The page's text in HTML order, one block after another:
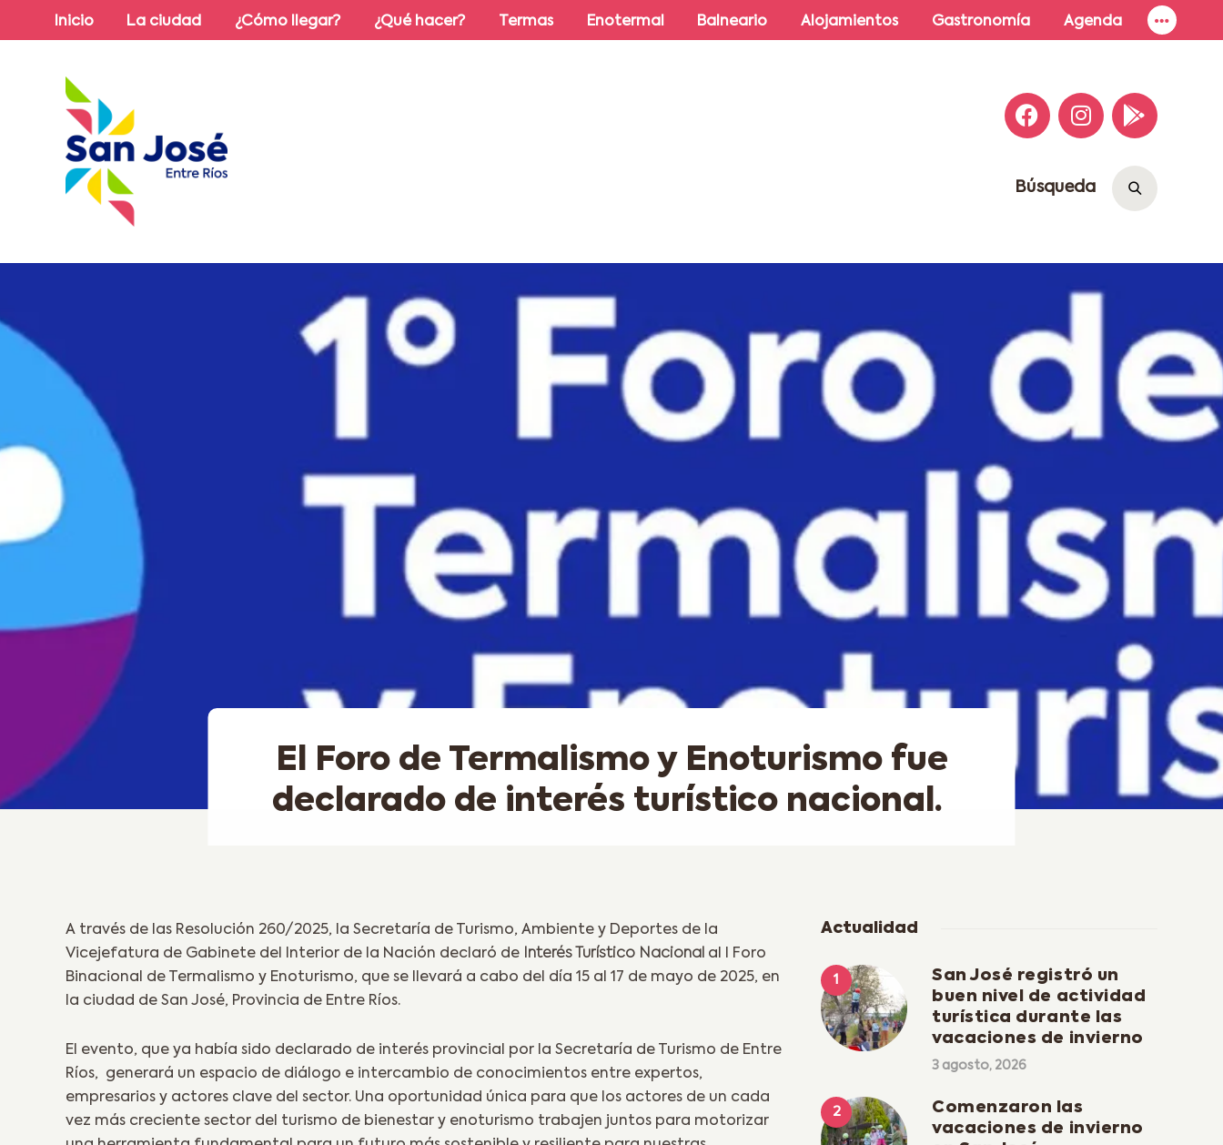
Inicio La ciudad ¿Cómo llegar? ¿Qué hacer? Termas Enotermal Balneario Alojamientos Gastronomía Agenda
Búsqueda
El Foro de Termalismo y Enoturismo fue
declarado de interés turístico nacional.
A través de las Resolución 260/2025, la Secretaría de Turismo, Ambiente y Deportes de la
Vicejefatura de Gabinete del Interior de la Nación declaró de Interés Turístico Nacional al I Foro
Binacional de Termalismo y Enoturismo, que se llevará a cabo del día 15 al 17 de mayo de 2025, en
la ciudad de San José, Provincia de Entre Ríos.
El evento, que ya había sido declarado de interés provincial por la Secretaría de Turismo de Entre
Ríos, generará un espacio de diálogo e intercambio de conocimientos entre expertos,
empresarios y actores clave del sector. Una oportunidad única para que los actores de un cada
vez más creciente sector del turismo de bienestar y enoturismo trabajen juntos para motorizar
Actualidad
San José registró un
buen nivel de actividad
turística durante las
vacaciones de invierno
3 agosto, 2026
Comenzaron las
vacaciones de invierno